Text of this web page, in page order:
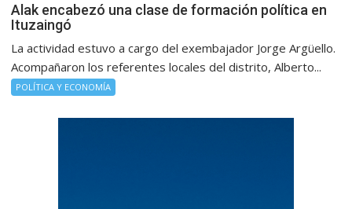
Alak encabezó una clase de formación política en
Ituzaingó
La actividad estuvo a cargo del exembajador Jorge Argüello.
Acompañaron los referentes locales del distrito, Alberto...
POLÍTICA Y ECONOMÍA